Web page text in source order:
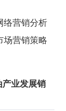
络营销分析
场营销策略
业发展销